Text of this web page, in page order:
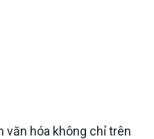
văn hóa không chỉ trên